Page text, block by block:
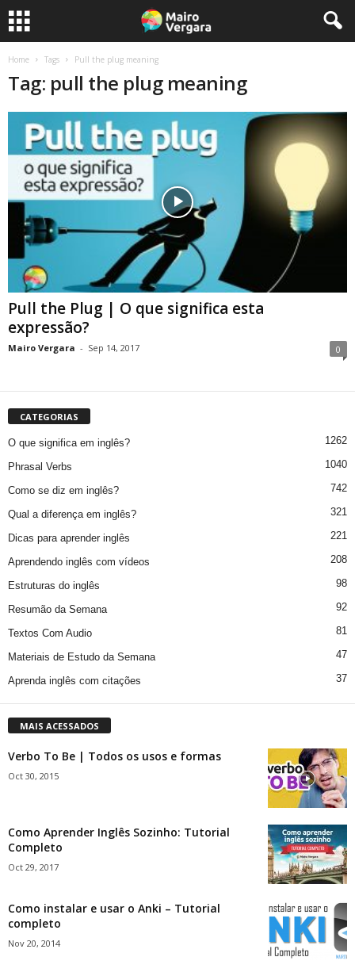
Home Tags Pull the plug meaning
Tag: pull the plug meaning
Pull the Plug | O que significa esta
expressão?
Mairo Vergara - Sep 14, 2017 0
CATEGORIAS
O que significa em inglês? 1262
Phrasal Verbs 1040
Como se diz em inglês? 742
Qual a diferença em inglês? 321
Dicas para aprender inglês 221
Aprendendo inglês com vídeos 208
Estruturas do inglês 98
Resumão da Semana 92
Textos Com Audio 81
Materiais de Estudo da Semana 47
Aprenda inglês com citações 37
MAIS ACESSADOS
Verbo To Be | Todos os usos e formas
Oct 30, 2015
Como Aprender Inglês Sozinho: Tutorial
Completo
Oct 29, 2017
Como instalar e usar o Anki – Tutorial
completo
Nov 20, 2014